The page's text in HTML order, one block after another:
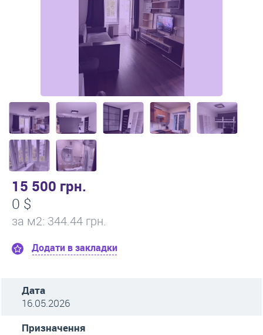
15 500 грн.
0 $
за м2: 344.44 грн.
Додати в закладки
Дата
16.05.2026
Призначення